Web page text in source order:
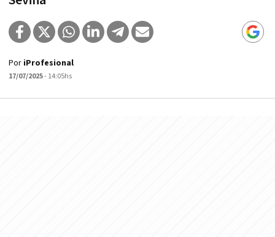
Por iProfesional
17/07/2025- 14:05hs